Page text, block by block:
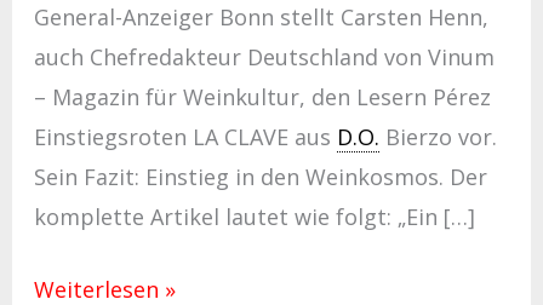
General-Anzeiger Bonn stellt Carsten Henn,
auch Chefredakteur Deutschland von Vinum
– Magazin für Weinkultur, den Lesern Pérez
Einstiegsroten LA CLAVE aus D.O. Bierzo vor.
Sein Fazit: Einstieg in den Weinkosmos. Der
komplette Artikel lautet wie folgt: „Ein […]
Weiterlesen »